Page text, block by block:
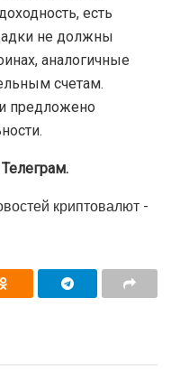
есть
не должны
аналогичные
счетам.
предложено
криптовалют -